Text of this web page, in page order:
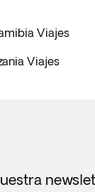
Viajes
Viajes